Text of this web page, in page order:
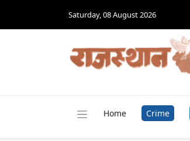
Saturday, 08 August 2026
Home Crime